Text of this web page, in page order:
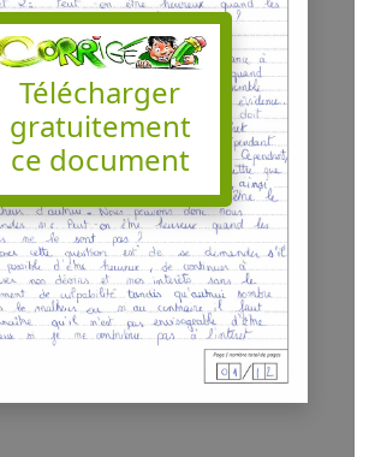
Télécharger
gratuitement
ce document